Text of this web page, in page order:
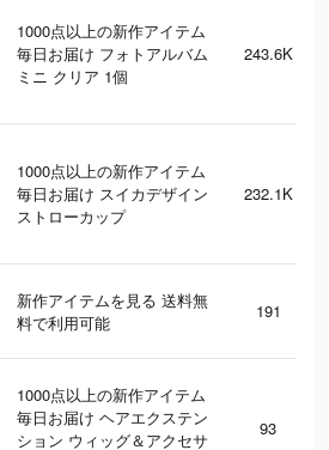
1000点以上の新作アイテム
毎日お届け フォトアルバム
ミニ クリア 1個
243.6K
1000点以上の新作アイテム
毎日お届け スイカデザイン
ストローカップ
232.1K
新作アイテムを見る 送料無
料で利用可能
191
1000点以上の新作アイテム
毎日お届け ヘアエクステン
ション ウィッグ＆アクセサ
93